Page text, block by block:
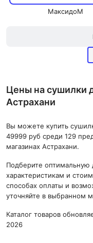
МаксидоМ
Цены на сушилки
Астрахани
Вы можете купить
49999 руб среди 129
магазинах Астрахани.
Подберите оптимальную
характеристикам и
способах оплаты и
уточняйте в выбранном
Каталог товаров
2026